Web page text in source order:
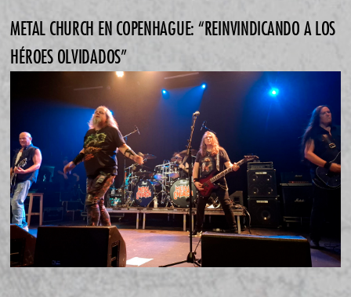
METAL CHURCH EN COPENHAGUE: “REINVINDICANDO A LOS
HÉROES OLVIDADOS”